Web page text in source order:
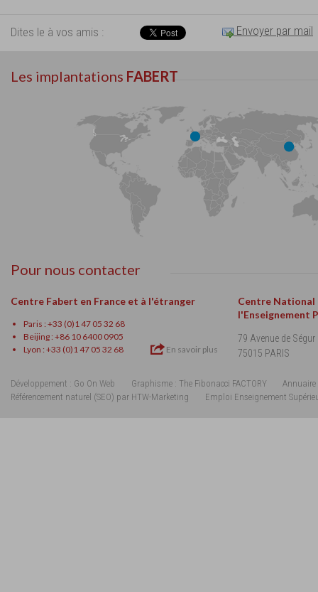
Dites le à vos amis : Envoyer par mail
Les implantations FABERT
Pour nous contacter
Centre Fabert en France et à l'étranger
Paris : +33 (0)1 47 05 32 68
Beijing : +86 10 6400 0905
Lyon : +33 (0)1 47 05 32 68
En savoir plus
Centre National
l'Enseignement
79 Avenue de Ségur
75015 PARIS
Développement : Go On Web Graphisme : The Fibonacci FACTORY
Annuaire
Référencement naturel (SEO) par HTW-Marketing
Emploi Enseignement